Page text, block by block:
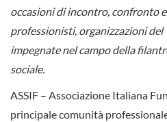
occasioni di incontro, confronto
professionisti, organizzazioni del
impegnate nel campo della
sociale.
ASSIF – Associazione Italiana
principale comunità